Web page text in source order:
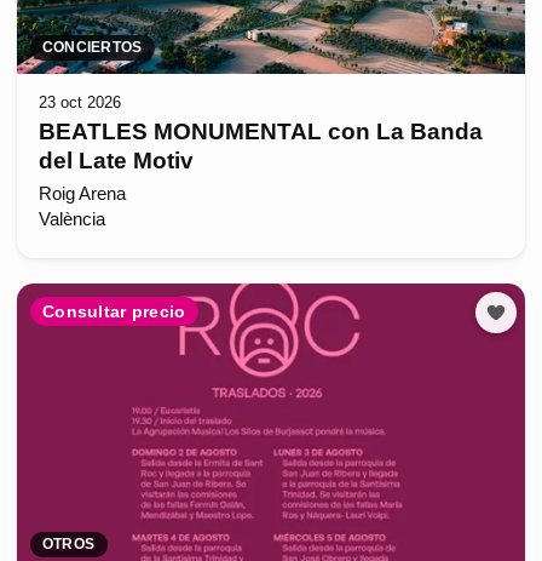
CONCIERTOS
23 oct 2026
BEATLES MONUMENTAL con La Banda
del Late Motiv
Roig Arena
València
Consultar precio
OTROS